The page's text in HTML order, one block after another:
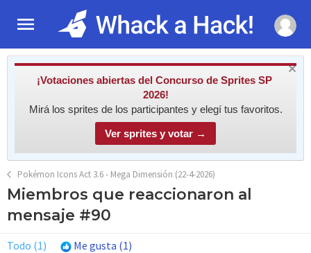
¡Votaciones abiertas del Concurso de Sprites SP
2026!
Mirá los sprites de los participantes y elegí tus favoritos.
Ver sprites y votar →
Pokémon Icons Act 3.6 - Mega Dimensión (22-4-2026)
Miembros que reaccionaron al
mensaje #90
Todo (1) Me gusta (1)